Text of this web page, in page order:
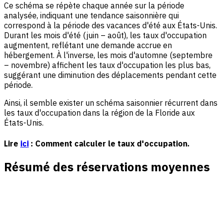
Ce schéma se répète chaque année sur la période
analysée, indiquant une tendance saisonnière qui
correspond à la période des vacances d'été aux États-Unis.
Durant les mois d'été (juin – août), les taux d'occupation
augmentent, reflétant une demande accrue en
hébergement. À l'inverse, les mois d'automne (septembre
– novembre) affichent les taux d'occupation les plus bas,
suggérant une diminution des déplacements pendant cette
période.
Ainsi, il semble exister un schéma saisonnier récurrent dans
les taux d'occupation dans la région de la Floride aux
États-Unis.
Lire ici : Comment calculer le taux d'occupation.
Résumé des réservations moyennes